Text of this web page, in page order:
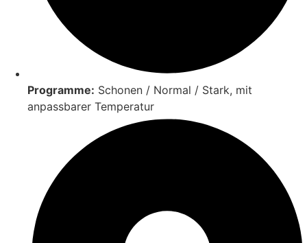
Programme: Schonen / Normal / Stark, mit
anpassbarer Temperatur